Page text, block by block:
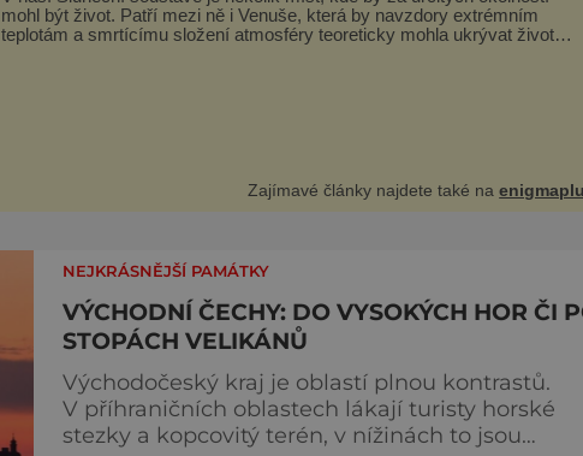
mohl být život. Patří mezi ně i Venuše, která by navzdory extrémním
teplotám a smrtícímu složení atmosféry teoreticky mohla ukrývat životní
Zajímavé články najdete také na
NEJKRÁSNĚJŠÍ PAMÁTKY
VÝCHODNÍ ČECHY: DO VYSOKÝCH HOR ČI
STOPÁCH VELIKÁNŮ
Východočeský kraj je oblastí plnou kontrastů.
V příhraničních oblastech lákají turisty horské
stezky a kopcovitý terén, v nížinách to jsou